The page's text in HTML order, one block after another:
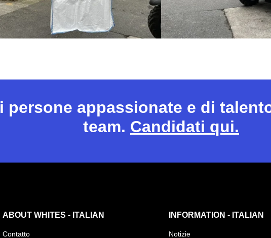
persone appassionate e di
team. Candidati qui.
ABOUT WHITES - ITALIAN
Contatto
INFORMATION - ITALIAN
Notizie